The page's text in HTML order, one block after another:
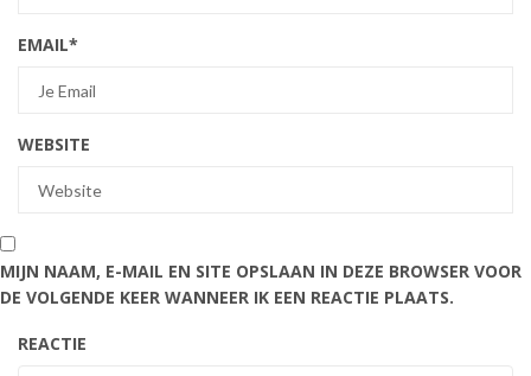
EMAIL*
WEBSITE
MIJN NAAM, E-MAIL EN SITE OPSLAAN IN DEZE BROWSER VOOR
DE VOLGENDE KEER WANNEER IK EEN REACTIE PLAATS.
REACTIE